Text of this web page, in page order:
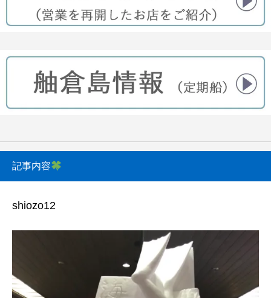
記事内容
shiozo12